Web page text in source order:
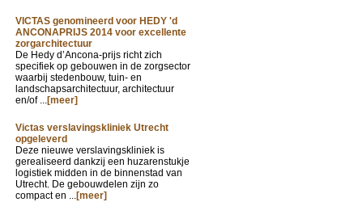
VICTAS genomineerd voor HEDY 'd
ANCONAPRIJS 2014 voor excellente
zorgarchitectuur
De Hedy d’Ancona-prijs richt zich
specifiek op gebouwen in de zorgsector
waarbij stedenbouw, tuin- en
landschapsarchitectuur, architectuur
en/of ...[meer]
Victas verslavingskliniek Utrecht
opgeleverd
Deze nieuwe verslavingskliniek is
gerealiseerd dankzij een huzarenstukje
logistiek midden in de binnenstad van
Utrecht. De gebouwdelen zijn zo
compact en ...[meer]